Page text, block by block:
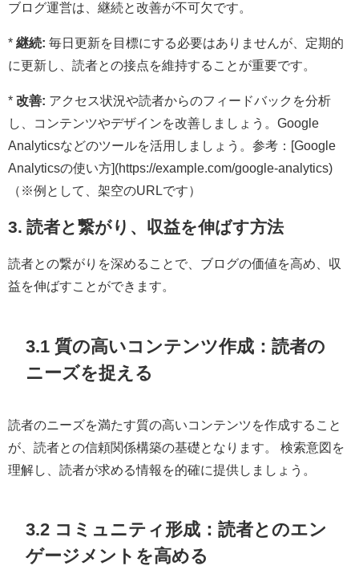
ブログ運営は、継続と改善が不可欠です。
* 継続: 毎日更新を目標にする必要はありませんが、定期的
に更新し、読者との接点を維持することが重要です。
* 改善: アクセス状況や読者からのフィードバックを分析
し、コンテンツやデザインを改善しましょう。Google
Analyticsなどのツールを活用しましょう。参考：[Google
Analyticsの使い方](https://example.com/google-analytics)
（※例として、架空のURLです）
3. 読者と繋がり、収益を伸ばす方法
読者との繋がりを深めることで、ブログの価値を高め、収
益を伸ばすことができます。
3.1 質の高いコンテンツ作成：読者の
ニーズを捉える
読者のニーズを満たす質の高いコンテンツを作成すること
が、読者との信頼関係構築の基礎となります。 検索意図を
理解し、読者が求める情報を的確に提供しましょう。
3.2 コミュニティ形成：読者とのエン
ゲージメントを高める